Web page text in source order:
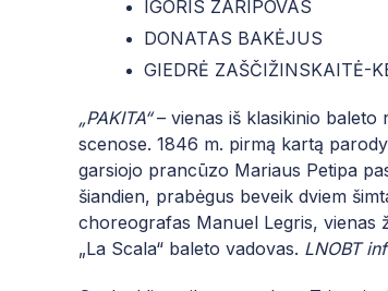
IGORIS ZARIPOVAS
DONATAS BAKĖJUS
GIEDRĖ ZAŠČIŽINSKAITĖ-
„PAKITA“– vienas iš klasikinio baleto
scenose. 1846 m. pirmą kartą
garsiojo prancūzo Mariaus Petipa
šiandien, prabėgus beveik dviem
choreografas Manuel Legris, vienas
„La Scala“ baleto vadovas. LNOBT